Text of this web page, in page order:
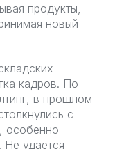
продукты,
новый
кадров. По
в прошлом
с
особенно
удается